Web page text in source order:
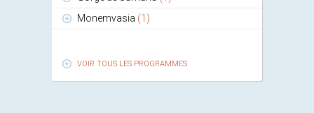
Monemvasia (1)
VOIR TOUS LES PROGRAMMES